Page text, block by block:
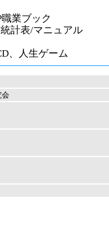
業ブック
計表/マニュアル
、人生ゲーム